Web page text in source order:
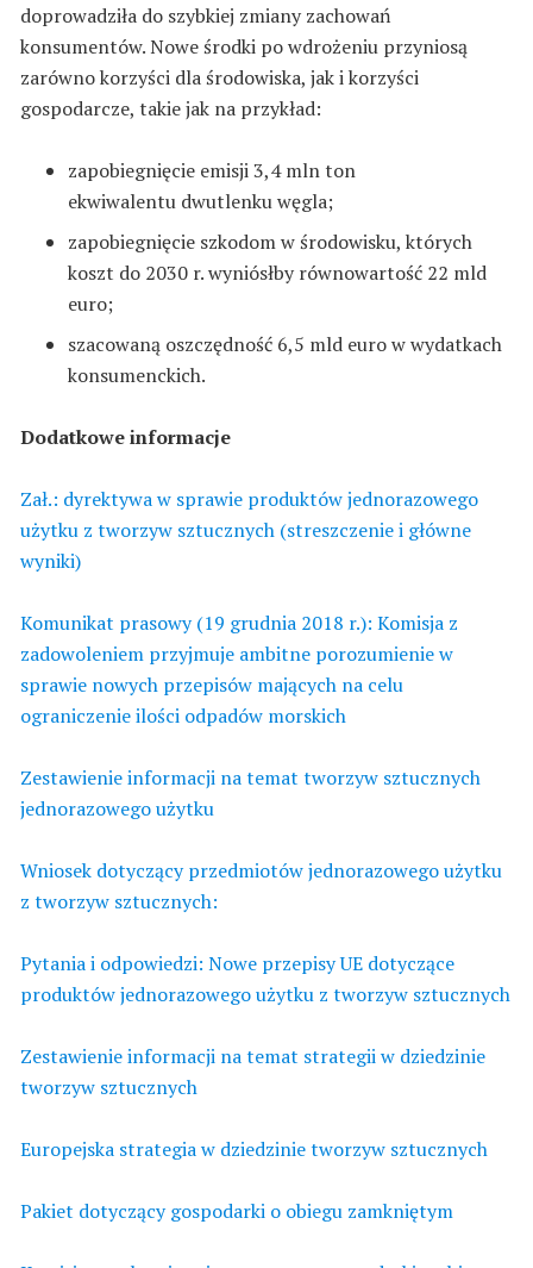
doprowadziła do szybkiej zmiany zachowań
konsumentów. Nowe środki po wdrożeniu przyniosą
zarówno korzyści dla środowiska, jak i korzyści
gospodarcze, takie jak na przykład:
zapobiegnięcie emisji 3,4 mln ton
ekwiwalentu dwutlenku węgla;
zapobiegnięcie szkodom w środowisku, których
koszt do 2030 r. wyniósłby równowartość 22 mld
euro;
szacowaną oszczędność 6,5 mld euro w wydatkach
konsumenckich.
Dodatkowe informacje
Zał.: dyrektywa w sprawie produktów jednorazowego
użytku z tworzyw sztucznych (streszczenie i główne
wyniki)
Komunikat prasowy (19 grudnia 2018 r.): Komisja z
zadowoleniem przyjmuje ambitne porozumienie w
sprawie nowych przepisów mających na celu
ograniczenie ilości odpadów morskich
Zestawienie informacji na temat tworzyw sztucznych
jednorazowego użytku
Wniosek dotyczący przedmiotów jednorazowego użytku
z tworzyw sztucznych:
Pytania i odpowiedzi: Nowe przepisy UE dotyczące
produktów jednorazowego użytku z tworzyw sztucznych
Zestawienie informacji na temat strategii w dziedzinie
tworzyw sztucznych
Europejska strategia w dziedzinie tworzyw sztucznych
Pakiet dotyczący gospodarki o obiegu zamkniętym